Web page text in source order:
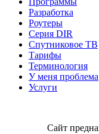
Разработка
Роутеры
Серия DIR
Спутниковое ТВ
Тарифы
Терминология
У меня проблема
Услуги
Сайт